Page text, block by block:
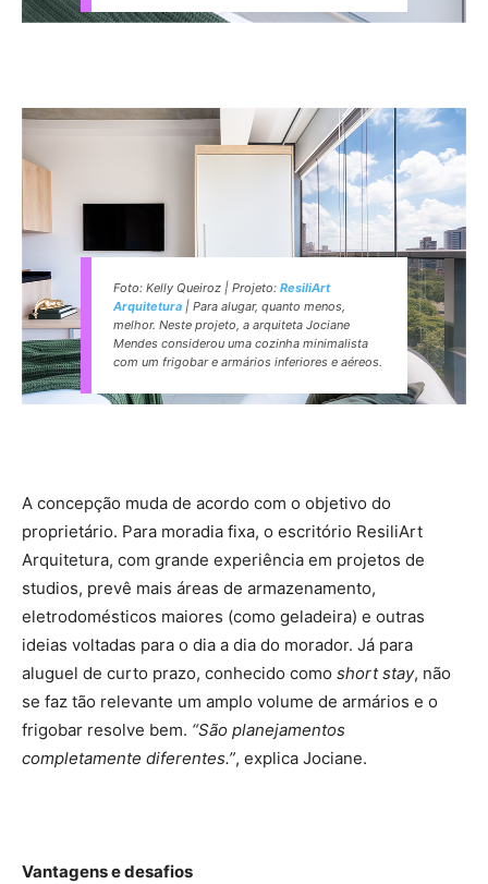
Foto: Kelly Queiroz | Projeto: ResiliArt
Arquitetura | Para alugar, quanto menos,
melhor. Neste projeto, a arquiteta Jociane
Mendes considerou uma cozinha minimalista
com um frigobar e armários inferiores e aéreos.
A concepção muda de acordo com o objetivo do
proprietário. Para moradia fixa, o escritório ResiliArt
Arquitetura, com grande experiência em projetos de
studios, prevê mais áreas de armazenamento,
eletrodomésticos maiores (como geladeira) e outras
ideias voltadas para o dia a dia do morador. Já para
aluguel de curto prazo, conhecido como short stay, não
se faz tão relevante um amplo volume de armários e o
frigobar resolve bem. “São planejamentos
completamente diferentes.”, explica Jociane.
Vantagens e desafios